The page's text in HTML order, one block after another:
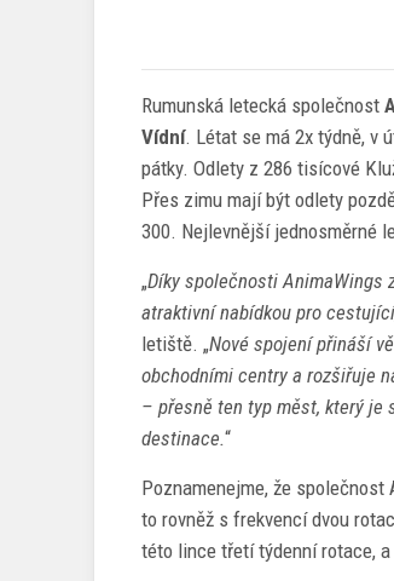
Rumunská letecká společnost
Vídní. Létat se má 2x týdně, v
pátky. Odlety z 286 tisícové
Přes zimu mají být odlety
300. Nejlevnější jednosměrné
„Díky společnosti AnimaWings
atraktivní nabídkou pro
letiště. „Nové spojení přináší
obchodními centry a rozšiřuje
– přesně ten typ měst, který
destinace.“
Poznamenejme, že
to rovněž s frekvencí dvou
této lince třetí týdenní rotace, a